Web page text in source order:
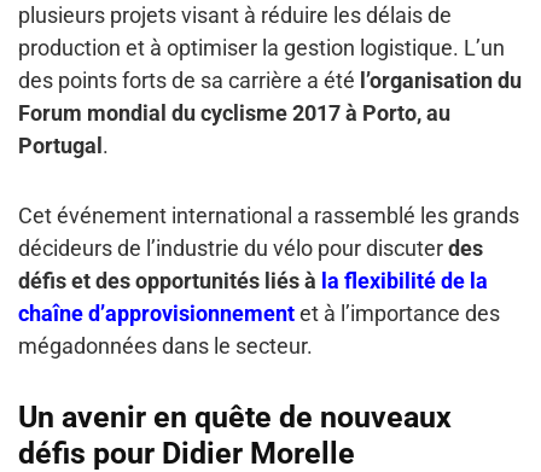
plusieurs projets visant à réduire les délais de
production et à optimiser la gestion logistique. L’un
des points forts de sa carrière a été l’organisation du
Forum mondial du cyclisme 2017 à Porto, au
Portugal.
Cet événement international a rassemblé les grands
décideurs de l’industrie du vélo pour discuterdes
défis et des opportunités liés à la flexibilité de la
chaîne d’approvisionnementet à l’importance des
mégadonnées dans le secteur.
Un avenir en quête de nouveaux
défis pour Didier Morelle